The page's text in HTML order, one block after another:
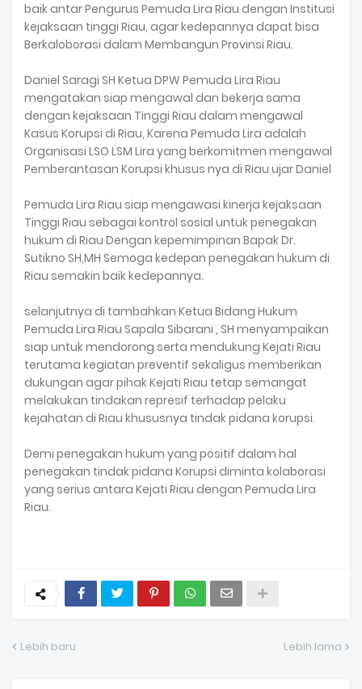
baik antar Pengurus Pemuda Lira Riau dengan Institusi
kejaksaan tinggi Riau, agar kedepannya dapat bisa
Berkaloborasi dalam Membangun Provinsi Riau.
Daniel Saragi SH Ketua DPW Pemuda Lira Riau
mengatakan siap mengawal dan bekerja sama
dengan kejaksaan Tinggi Riau dalam mengawal
Kasus Korupsi di Riau, Karena Pemuda Lira adalah
Organisasi LSO LSM Lira yang berkomitmen mengawal
Pemberantasan Korupsi khusus nya di Riau ujar Daniel
Pemuda Lira Riau siap mengawasi kinerja kejaksaan
Tinggi Riau sebagai kontrol sosial untuk penegakan
hukum di Riau Dengan kepemimpinan Bapak Dr.
Sutikno SH,MH Semoga kedepan penegakan hukum di
Riau semakin baik kedepannya.
selanjutnya di tambahkan Ketua Bidang Hukum
Pemuda Lira Riau Sapala Sibarani , SH menyampaikan
siap untuk mendorong serta mendukung Kejati Riau
terutama kegiatan preventif sekaligus memberikan
dukungan agar pihak Kejati Riau tetap semangat
melakukan tindakan represif terhadap pelaku
kejahatan di Riau khususnya tindak pidana korupsi.
Demi penegakan hukum yang positif dalam hal
penegakan tindak pidana Korupsi diminta kolaborasi
yang serius antara Kejati Riau dengan Pemuda Lira
Riau.
Lebih baru Lebih lama